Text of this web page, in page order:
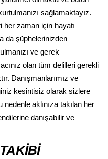
sağlamaktayız.
her zaman için hayatı
da şüphelerinizden
ve gerek
olan tüm delilleri gerekli
Danışmanlarımız ve
kesintisiz olarak sizlere
aklınıza takılan her
danışabilir ve